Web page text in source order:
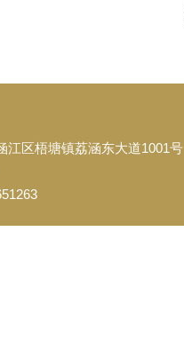
江区梧塘镇荔涵东大道1001号